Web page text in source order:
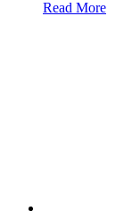
Read More